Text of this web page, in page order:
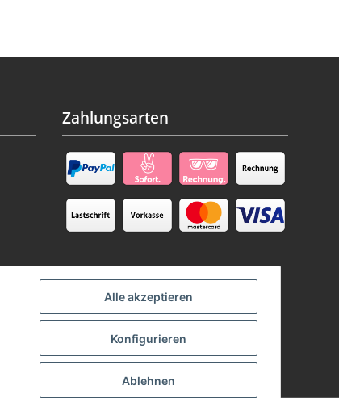
Alle akzeptieren
Konfigurieren
Ablehnen
Zahlungsarten